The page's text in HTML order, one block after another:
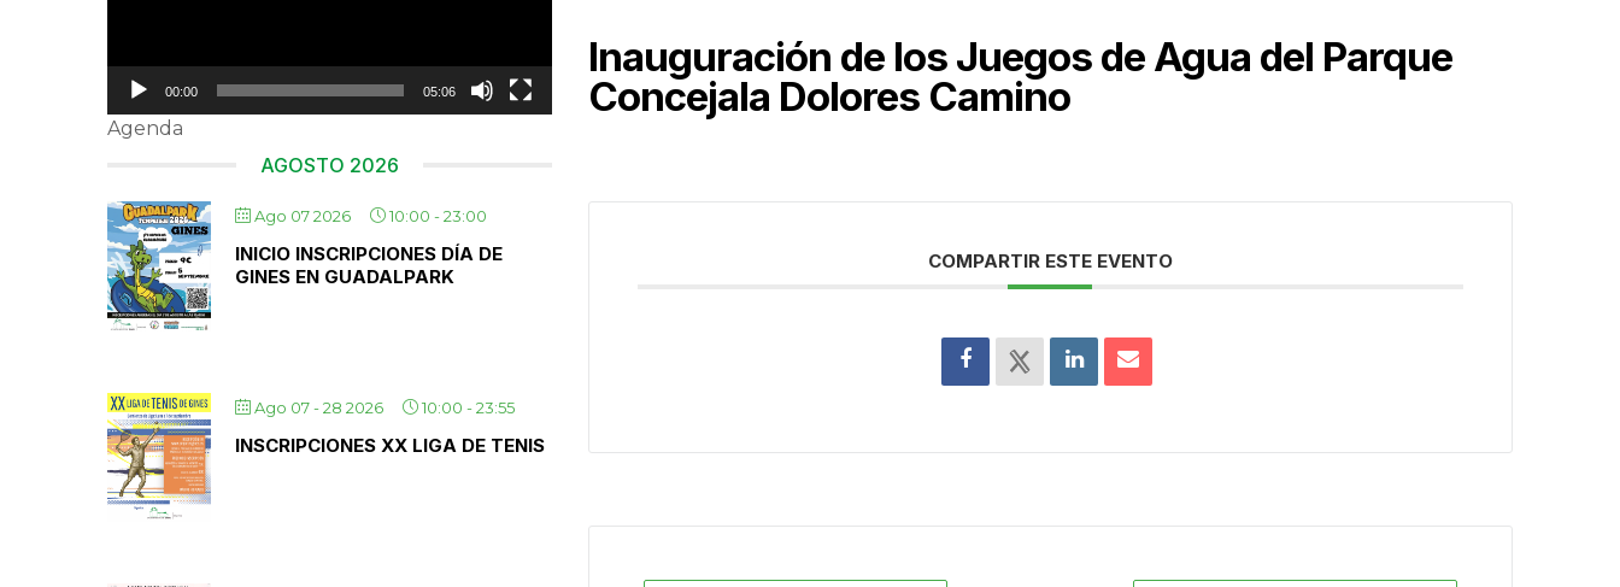
00:00 05:06
Agenda
AGOSTO 2026
Ago 07 2026 10:00 -23:00
INICIO INSCRIPCIONES DÍA DE
GINES EN GUADALPARK
Ago 07 - 28 2026 10:00 -23:55
INSCRIPCIONES XX LIGA DE TENIS
Inauguración de los Juegos de Agua del Parque
Concejala Dolores Camino
COMPARTIR ESTE EVENTO